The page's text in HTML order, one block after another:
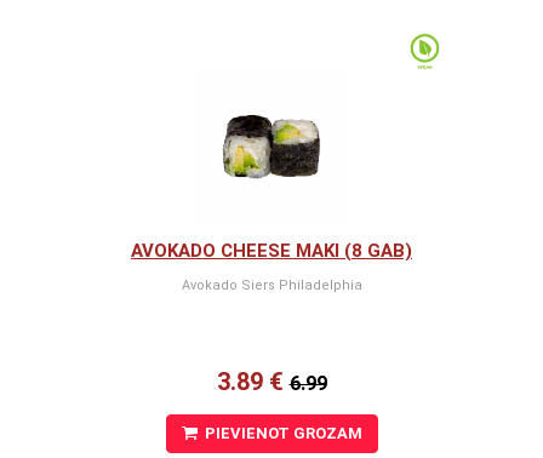
AVOKADO CHEESE MAKI (8 GAB)
Avokado Siers Philadelphia
3.89 €6.99
PIEVIENOT GROZAM